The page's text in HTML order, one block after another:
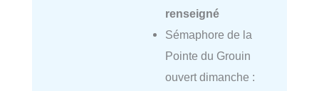
renseigné
Sémaphore de la
Pointe du Grouin
ouvert dimanche :